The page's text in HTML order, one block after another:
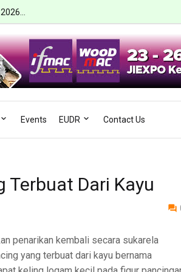
Events EUDR Contact Us
Terbuat Dari Kayu
penarikan kembali secara sukarela
yang terbuat dari kayu bernama